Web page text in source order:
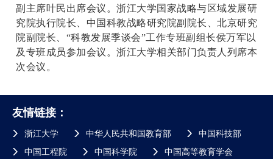
副主席叶民出席会议。浙江大学国家战略与区域发展研
究院执行院长、中国科教战略研究院副院长、北京研究
院副院长、“科教发展季谈会”工作专班副组长侯万军以
及专班成员参加会议。浙江大学相关部门负责人列席本
次会议。
友情链接：
浙江大学 中华人民共和国教育部
中国科技部
中国工程院
中国科学院 中国高等教育学会